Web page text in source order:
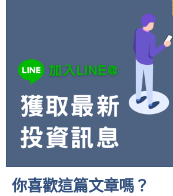
你喜歡這篇文章嗎？